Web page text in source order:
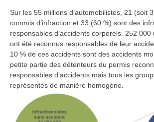
Sur les 55 millions d’automobilistes, 21 (soit
commis d’infraction et 33 (60 %) sont des
responsables d’accidents corporels. 252 000
ont été reconnus responsables de leur
10 % de ces accidents sont des accidents
petite partie des détenteurs du permis
responsables d’accidents mais tous les
représentés de manière homogène.